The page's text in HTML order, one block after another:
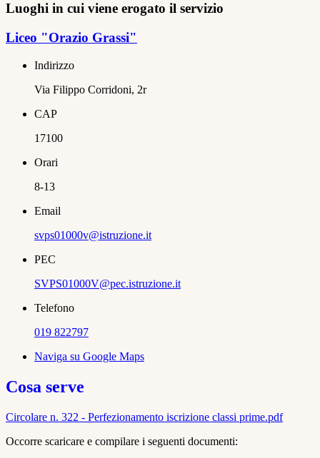
Luoghi in cui viene erogato il servizio
Liceo "Orazio Grassi"
Indirizzo
Via Filippo Corridoni, 2r
CAP
17100
Orari
8-13
Email
svps01000v@istruzione.it
PEC
SVPS01000V@pec.istruzione.it
Telefono
019 822797
Naviga su Google Maps
Cosa serve
Circolare n. 322 - Perfezionamento iscrizione classi prime.pdf
Occorre scaricare e compilare i seguenti documenti: